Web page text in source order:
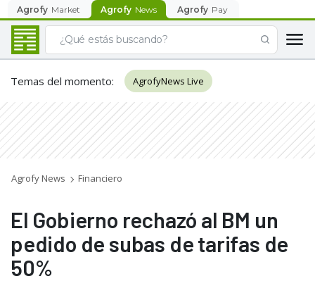
Agrofy Market Agrofy News Agrofy Pay
Temas del momento: AgrofyNews Live
Agrofy News Financiero
El Gobierno rechazó al BM un
pedido de subas de tarifas de
50%